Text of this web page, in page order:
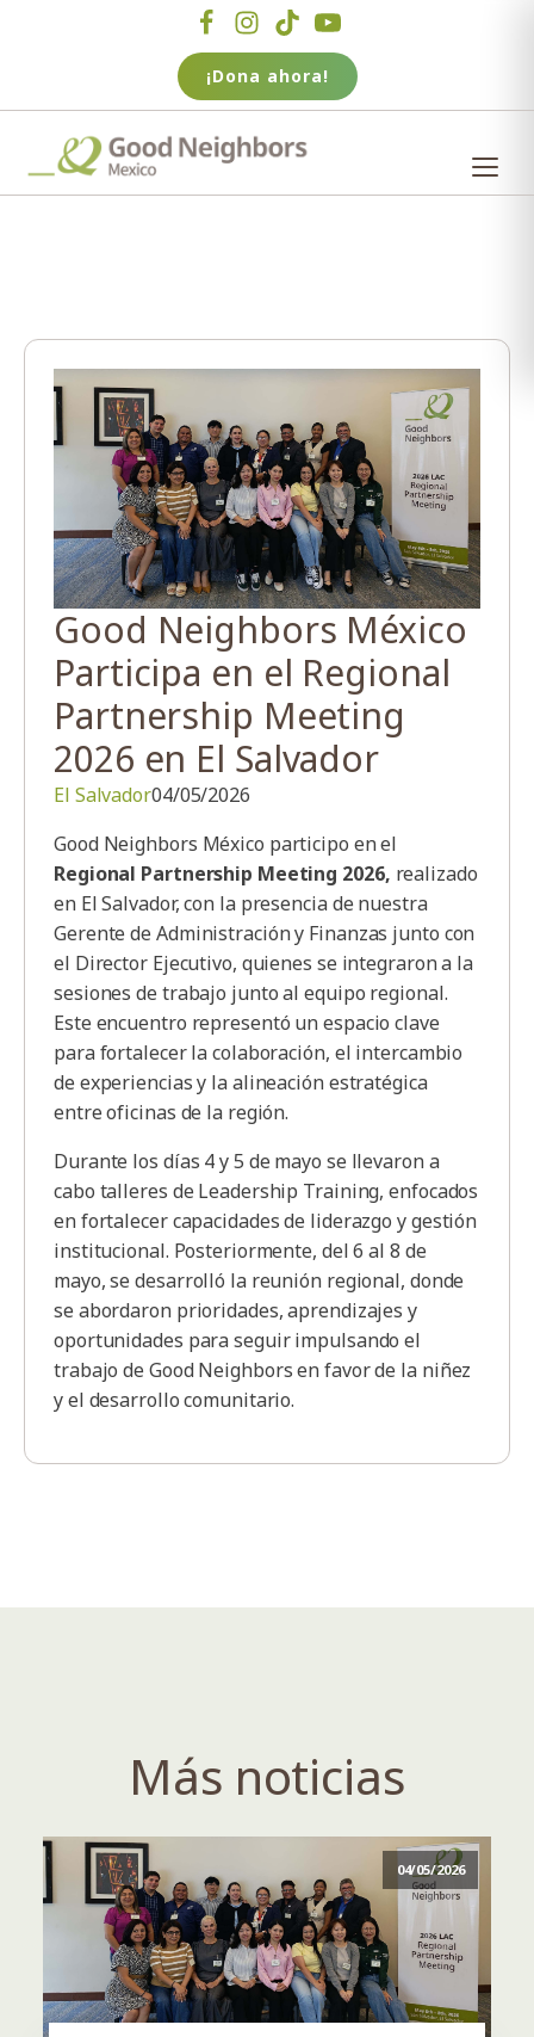
¡Dona ahora!
Good Neighbors México
Participa en el Regional
Partnership Meeting
2026 en El Salvador
El Salvador04/05/2026
Good Neighbors México participo en el
Regional Partnership Meeting 2026, realizado
en El Salvador, con la presencia de nuestra
Gerente de Administración y Finanzas junto con
el Director Ejecutivo, quienes se integraron a la
sesiones de trabajo junto al equipo regional.
Este encuentro representó un espacio clave
para fortalecer la colaboración, el intercambio
de experiencias y la alineación estratégica
entre oficinas de la región.
Durante los días 4 y 5 de mayo se llevaron a
cabo talleres de Leadership Training, enfocados
en fortalecer capacidades de liderazgo y gestión
institucional. Posteriormente, del 6 al 8 de
mayo, se desarrolló la reunión regional, donde
se abordaron prioridades, aprendizajes y
oportunidades para seguir impulsando el
trabajo de Good Neighbors en favor de la niñez
y el desarrollo comunitario.
Más noticias
04/05/2026